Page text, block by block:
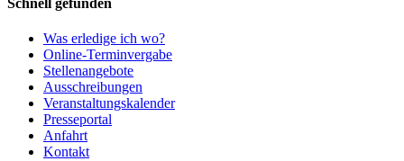
Schnell gefunden
Was erledige ich wo?
Online-Terminvergabe
Stellenangebote
Ausschreibungen
Veranstaltungskalender
Presseportal
Anfahrt
Kontakt